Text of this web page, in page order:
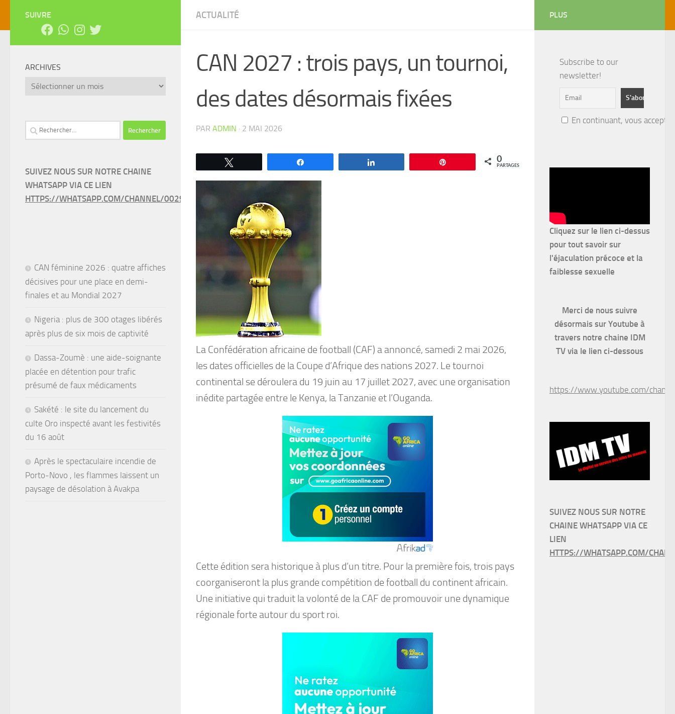
ACTUALITÉ
CAN 2027 : trois pays, un tournoi,
des dates désormais fixées
PAR ADMIN · 2 MAI 2026
0
PARTAGES
La Confédération africaine de football (CAF) a annoncé, samedi 2 mai 2026,
les dates officielles de la Coupe d’Afrique des nations 2027. Le tournoi
continental se déroulera du 19 juin au 17 juillet 2027, avec une organisation
inédite partagée entre le Kenya, la Tanzanie et l’Ouganda.
Cette édition sera historique à plus d’un titre. Pour la première fois, trois pays
coorganiseront la plus grande compétition de football du continent africain.
Une initiative qui traduit la volonté de la CAF de promouvoir une dynamique
régionale forte autour du sport roi.
SUIVRE
ARCHIVES
Archives
Rechercher :
SUIVEZ NOUS SUR NOTRE CHAINE
WHATSAPP VIA CE LIEN
HTTPS://WHATSAPP.COM/CHANNEL/0029VAEEL3LCCW4VC7IPMY0L
CAN féminine 2026 : quatre affiches
décisives pour une place en demi-
finales et au Mondial 2027
Nigeria : plus de 300 otages libérés
après plus de six mois de captivité
Dassa-Zoumè : une aide-soignante
placée en détention pour trafic
présumé de faux médicaments
Sakété : le site du lancement du
culte Oro inspecté avant les festivités
du 16 août
Après le spectaculaire incendie de
Porto-Novo , les flammes laissent un
paysage de désolation à Avakpa
PLUS
Subscribe to our
newsletter!
En continuant, vous
Cliquez sur le lien ci-dessus
pour tout savoir sur
l'éjaculation précoce et la
faiblesse sexuelle
Merci de nous suivre
désormais sur Youtube à
travers notre chaine IDM
TV via le lien ci-dessous
https://www.youtube.com/
SUIVEZ NOUS SUR NOTRE
CHAINE WHATSAPP VIA CE
LIEN
HTTPS://WHATSAPP.COM/